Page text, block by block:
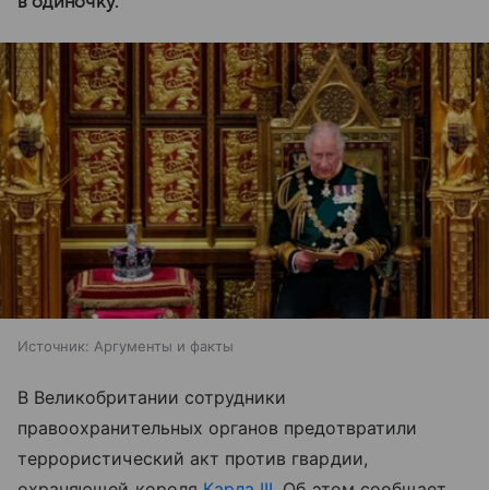
Источник: Аргументы и факты
В Великобритании сотрудники
правоохранительных органов предотвратили
террористический акт против гвардии,